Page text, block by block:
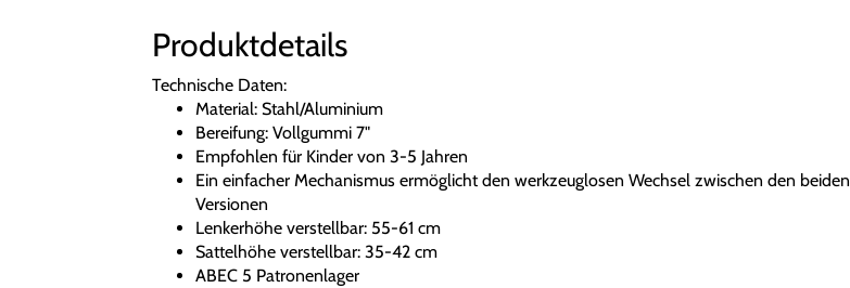
Produktdetails
Technische Daten:
Material: Stahl/Aluminium
Bereifung: Vollgummi 7"
Empfohlen für Kinder von 3-5 Jahren
Ein einfacher Mechanismus ermöglicht den werkzeuglosen Wechsel zwischen den beiden
Versionen
Lenkerhöhe verstellbar: 55-61 cm
Sattelhöhe verstellbar: 35-42 cm
ABEC 5 Patronenlager